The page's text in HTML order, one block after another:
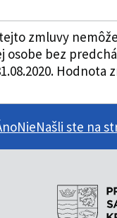
zmluvy
bez
Hodnota
NieNašli ste na